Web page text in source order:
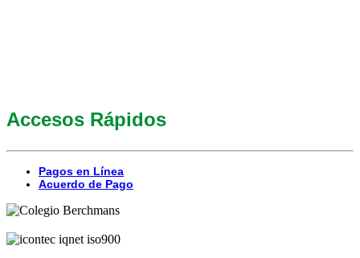
Accesos Rápidos
Pagos en Línea
Acuerdo de Pago